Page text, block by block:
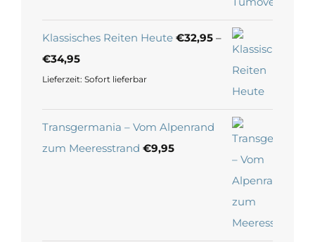
Klassisches Reiten Heute €32,95 –
€34,95
Lieferzeit: Sofort lieferbar
Transgermania – Vom Alpenrand
zum Meeresstrand €9,95